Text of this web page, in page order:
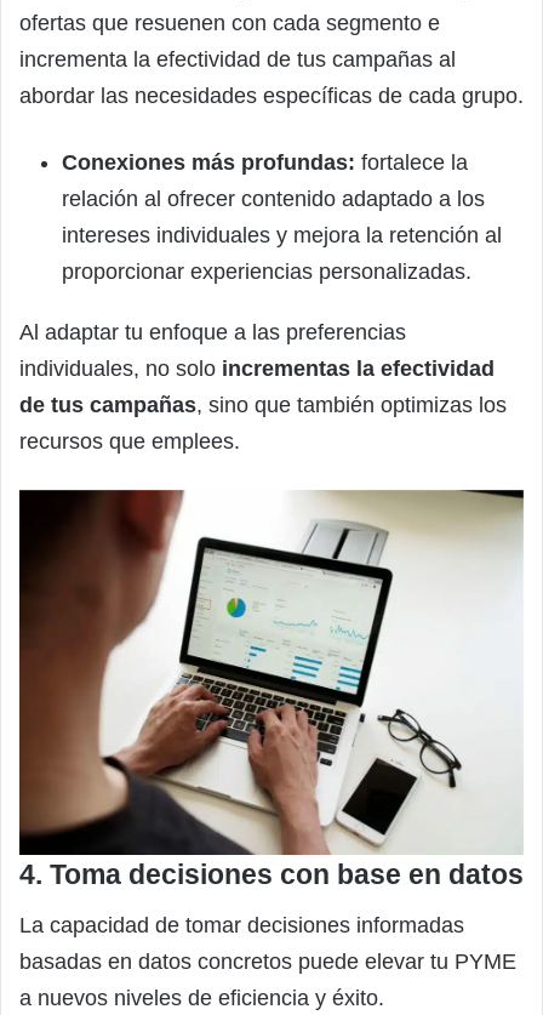
ofertas que resuenen con cada segmento e
incrementa la efectividad de tus campañas al
abordar las necesidades específicas de cada grupo.
Conexiones más profundas: fortalece la
relación al ofrecer contenido adaptado a los
intereses individuales y mejora la retención al
proporcionar experiencias personalizadas.
Al adaptar tu enfoque a las preferencias
individuales, no solo incrementas la efectividad
de tus campañas, sino que también optimizas los
recursos que emplees.
4. Toma decisiones con base en datos
La capacidad de tomar decisiones informadas
basadas en datos concretos puede elevar tu PYME
a nuevos niveles de eficiencia y éxito.